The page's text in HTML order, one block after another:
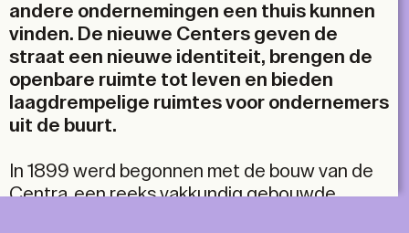
andere ondernemingen een thuis kunnen
vinden. De nieuwe Centers geven de
straat een nieuwe identiteit, brengen de
openbare ruimte tot leven en bieden
laagdrempelige ruimtes voor ondernemers
uit de buurt.
In 1899 werd begonnen met de bouw van de
Centra, een reeks vakkundig gebouwde